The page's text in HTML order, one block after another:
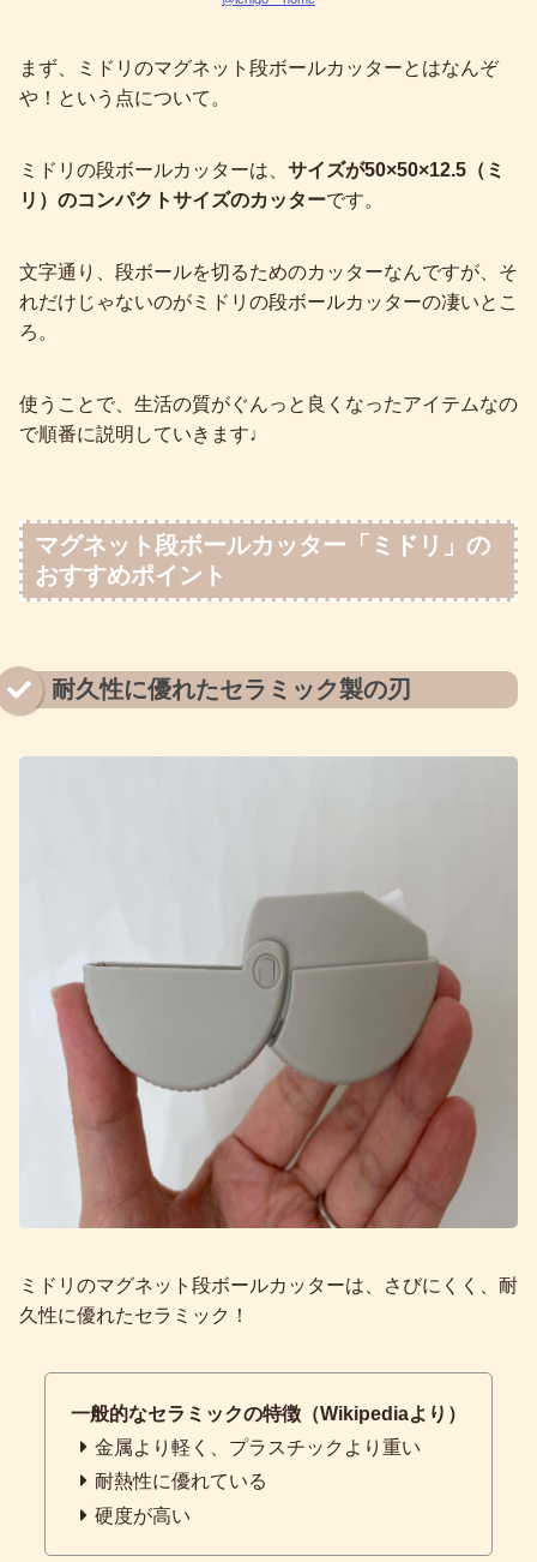
まず、ミドリのマグネット段ボールカッターとはなんぞ
や！という点について。
ミドリの段ボールカッターは、 サイズが50×50×12.5（ミ
リ）のコンパクトサイズのカッターです。
文字通り、段ボールを切るためのカッターなんですが、そ
れだけじゃないのがミドリの段ボールカッターの凄いとこ
ろ。
使うことで、生活の質がぐんっと良くなったアイテムなの
で順番に説明していきます♩
マグネット段ボールカッター「ミドリ」の
おすすめポイント
耐久性に優れたセラミック製の刃
ミドリのマグネット段ボールカッターは、さびにくく、耐
久性に優れたセラミック！
一般的なセラミックの特徴（Wikipediaより）
金属より軽く、プラスチックより重い
耐熱性に優れている
硬度が高い